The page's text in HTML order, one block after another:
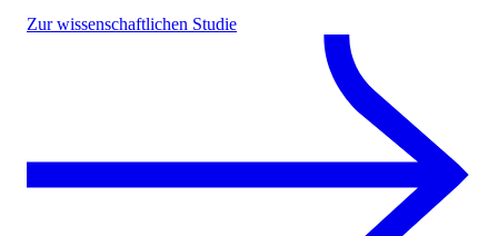
Zur wissenschaftlichen Studie